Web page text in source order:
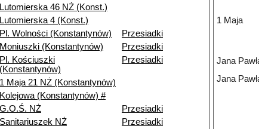
Lutomierska 46 NŻ (Konst.)
Lutomierska 4 (Konst.)
Pl. Wolności (Konstantynów)
Przesiadki
Moniuszki (Konstantynów)
Przesiadki
Pl. Kościuszki
(Konstantynów)
Przesiadki
1 Maja 21 NŻ (Konstantynów)
Kolejowa (Konstantynów) #
G.O.Ś. NŻ
Przesiadki
Sanitariuszek NŻ
Przesiadki
1 Maja
Jana
Jana